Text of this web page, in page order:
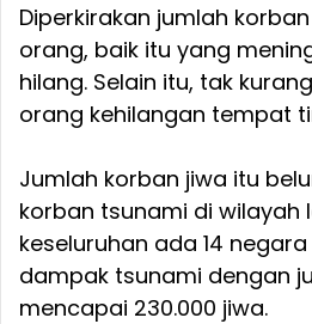
Diperkirakan jumlah
orang, baik itu yang
hilang. Selain itu, tak
orang kehilangan tempat
Jumlah korban jiwa itu
korban tsunami di wilayah
keseluruhan ada 14
dampak tsunami dengan
mencapai 230.000 jiwa.